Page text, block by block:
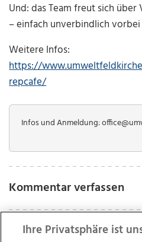
Und: das Team freut sich über
– einfach unverbindlich vorbei
Weitere Infos:
https://
repcafe/
Infos und Anmeldung:
Kommentar verfassen
Ihre Privatsphäre ist